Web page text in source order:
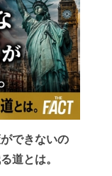
できないの
道とは。